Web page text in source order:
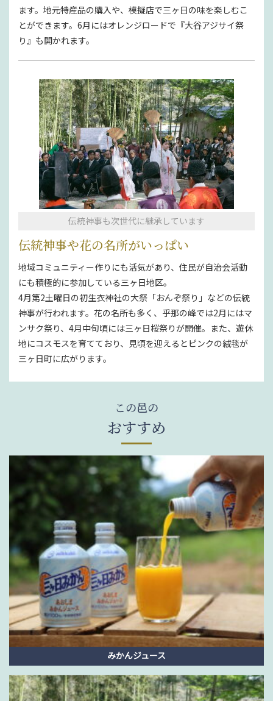
ます。地元特産品の購入や、模擬店で三ヶ日の味を楽しむこ
とができます。6月にはオレンジロードで『大谷アジサイ祭
り』も開かれます。
伝統神事も次世代に継承しています
伝統神事や花の名所がいっぱい
地域コミュニティー作りにも活気があり、住民が自治会活動
にも積極的に参加している三ヶ日地区。
4月第2土曜日の初生衣神社の大祭「おんぞ祭り」などの伝統
神事が行われます。花の名所も多く、乎那の峰では2月にはマ
ンサク祭り、4月中旬頃には三ヶ日桜祭りが開催。また、遊休
地にコスモスを育てており、見頃を迎えるとピンクの絨毯が
三ヶ日町に広がります。
この邑の
おすすめ
みかんジュース